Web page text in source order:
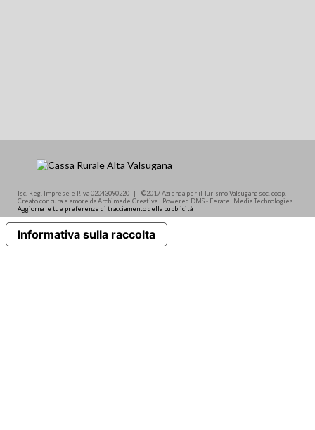
Isc. Reg. Imprese e P.Iva 02043090220 | ©2017 Azienda per il Turismo Valsugana soc. coop.
Creato con cura e amore da Archimede.Creativa | Powered DMS - Feratel Media Technologies
Aggiorna le tue preferenze di tracciamento della pubblicità
Informativa sulla raccolta